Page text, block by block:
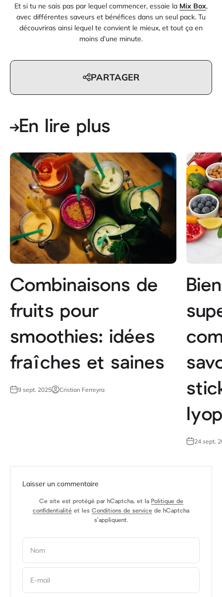
Et si tu ne sais pas par lequel commencer, essaie la Mix Box,
avec différentes saveurs et bénéfices dans un seul pack. Tu
découvriras ainsi lequel te convient le mieux, et tout ça en
moins d’une minute.
PARTAGER
En lire plus
Combinaisons de
fruits pour
smoothies: idées
fraîches et saines
9 sept. 2025 Cristian Ferreyra
24 sept.
Laisser un commentaire
Ce site est protégé par hCaptcha, et la Politique de
confidentialité et les Conditions de service de hCaptcha
s’appliquent.
Nom
E-mail